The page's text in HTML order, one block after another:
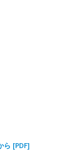
ら [PDF]